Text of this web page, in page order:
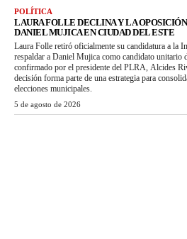
POLÍTICA
LAURA FOLLE DECLINA Y LA
DANIEL MUJICA EN CIUDAD DEL ESTE
Laura Folle retiró oficialmente su candidatura a la
respaldar a Daniel Mujica como candidato unitario
confirmado por el presidente del PLRA, Alcides
decisión forma parte de una estrategia para
elecciones municipales.
5 de agosto de 2026